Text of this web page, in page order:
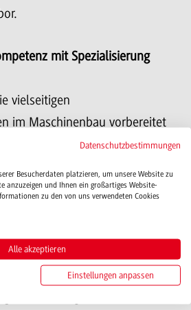
mit Spezialisierung
vielseitigen
im Maschinenbau vorbereitet
die Studierenden zunächst ein
des
Studium ist im ersten
Spezialisierungsangebote
Datenschutzbestimmungen
Besucherdaten platzieren, um unsere Website zu
anzuzeigen und Ihnen ein großartiges Website-
zu den von uns verwendeten Cookies
Alle akzeptieren
Einstellungen anpassen